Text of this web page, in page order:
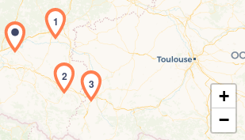
Chargement de la carte en cours...
1
2
3
+
−